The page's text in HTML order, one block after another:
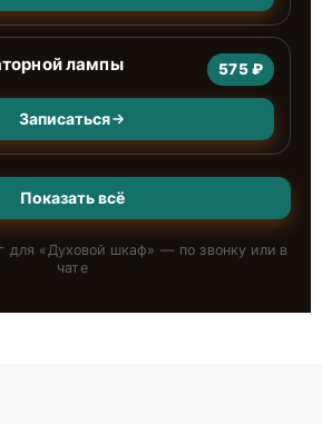
лампы 575 ₽
Записаться
Показать всё
для «Духовой шкаф» — по звонку или в
чате